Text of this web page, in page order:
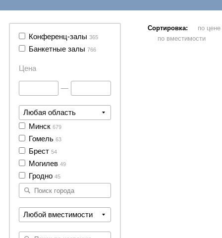
Конференц-залы 365
Банкетные залы 766
Цена
—
Любая область
Минск 679
Гомель 63
Брест 54
Могилев 49
Гродно 45
Любой вместимости
Сортировка:
по цене
по вместимости